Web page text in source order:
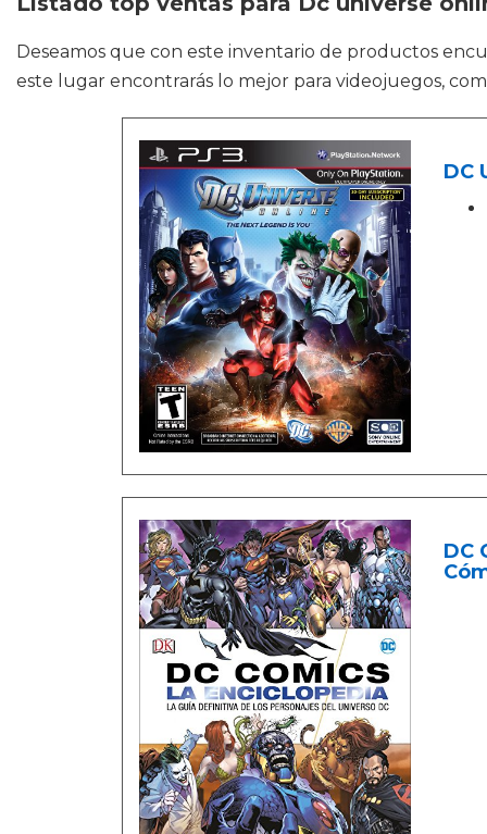
Deseamos que con este inventario de productos
este lugar encontrarás lo mejor para videojuegos,
DC
DC